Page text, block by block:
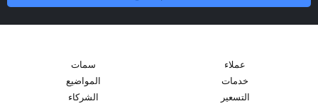
سمات
عملاء
المواضيع
خدمات
الشركاء
التسعير